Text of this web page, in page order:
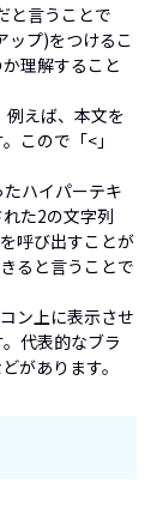
と言うことで
ップ)をつけるこ
理解すること
えば、本文を
こので「<」
ハイパーテキ
た2の文字列
呼び出すことが
ると言うことで
ン上に表示させ
代表的なブラ
があります。